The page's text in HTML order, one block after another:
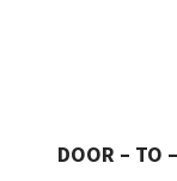
DOOR – TO